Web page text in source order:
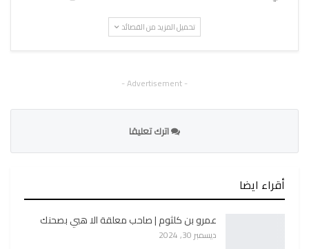
تحميل المزيد من القصائد
- Advertisement -
اترك تعليقا
أقراء ايضا
عمرو بن كلثوم | صاحب معلقة الا هبي بصحنك
ديسمبر 30, 2024